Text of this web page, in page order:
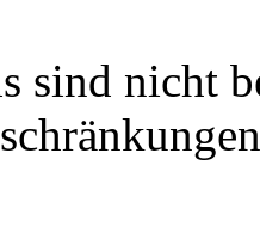
sind nicht